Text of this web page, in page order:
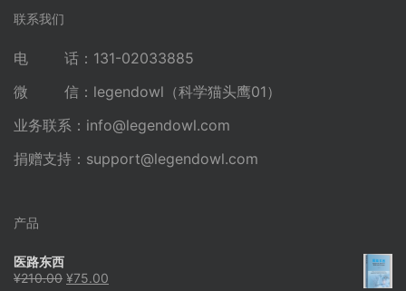
联系我们
电 话：131-02033885
微 信：legendowl（科学猫头鹰01）
业务联系： info@legendowl.com
捐赠支持： support@legendowl.com
产品
医路东西
¥210.00 原
¥75.00